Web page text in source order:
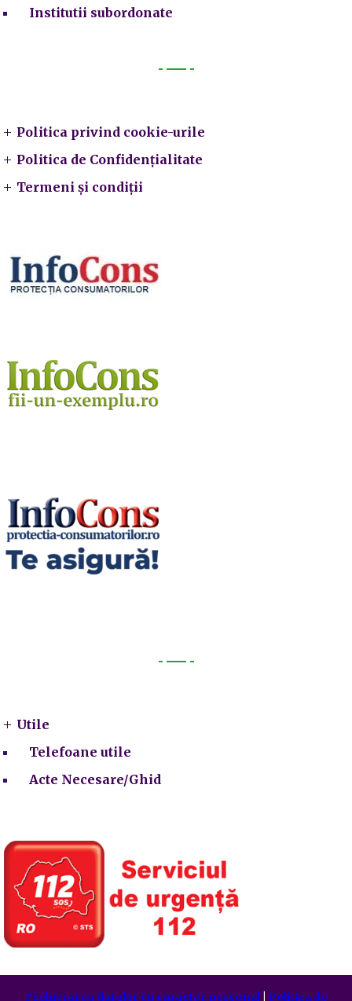
Institutii subordonate
Politica privind cookie-urile
Politica de Confidențialitate
Termeni și condiții
Utile
Telefoane utile
Acte Necesare/Ghid
Prelucrarea datelor cu caracter personal| Politica de